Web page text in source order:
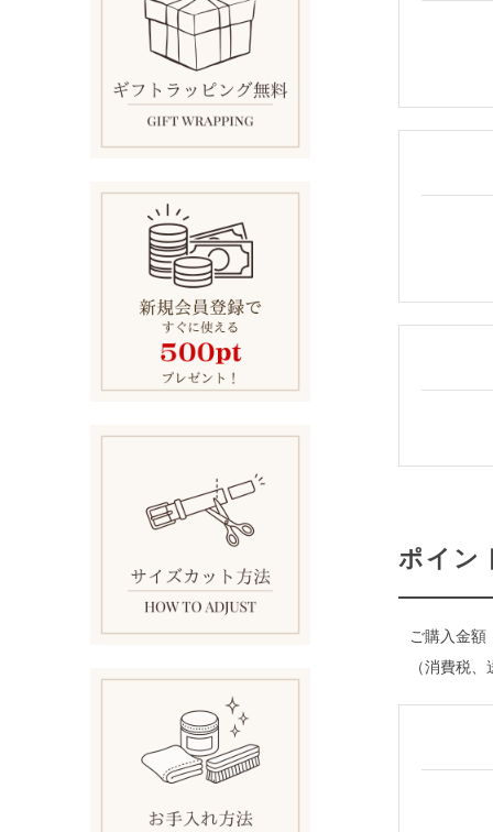
ポイン
ご購入金額
（消費税